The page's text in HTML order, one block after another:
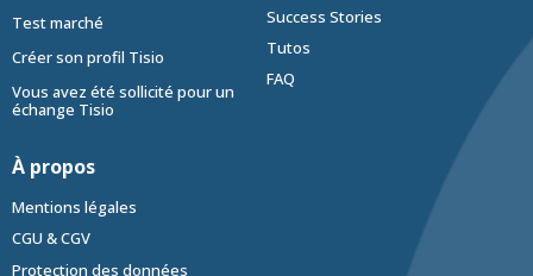
Test marché
Créer son profil Tisio
Vous avez été sollicité pour un
échange Tisio
Success Stories
Tutos
FAQ
À propos
Mentions légales
CGU & CGV
Protection des données